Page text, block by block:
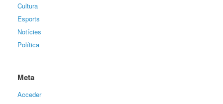
Cultura
Esports
Notícies
Política
Meta
Acceder